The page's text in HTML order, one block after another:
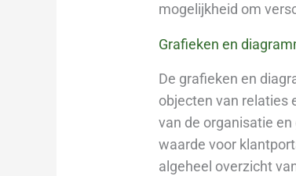
mogelijkheid om
Grafieken en
De grafieken en
objecten van relaties
van de organisatie
waarde voor
algeheel overzicht